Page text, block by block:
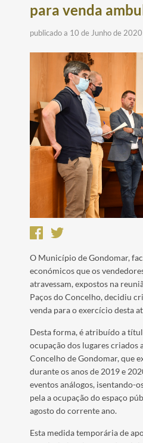
para venda
publicado a 10 de Junho de 2020
O Município de Gondomar,
económicos que os
atravessam, expostos na
Paços do Concelho, decidiu
venda para o exercício desta
Desta forma, é atribuído a
ocupação dos lugares criados
Concelho de Gondomar, que
durante os anos de 2019 e
eventos análogos, isentando-
pela a ocupação do espaço
agosto do corrente ano.
Esta medida temporária de